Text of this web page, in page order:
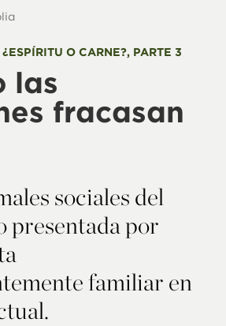
O CARNE?, PARTE 3
las
fracasan
sociales del
presentada por
familiar en